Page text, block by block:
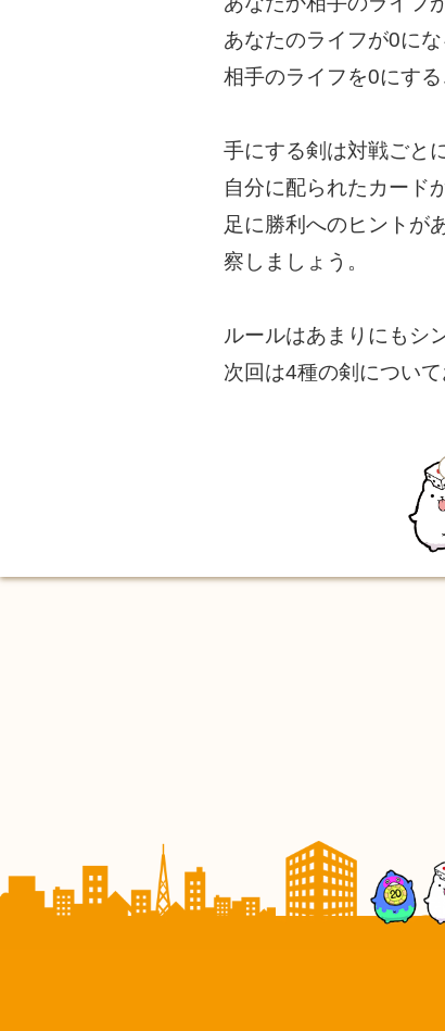
あなたのライフが0にな
相手のライフを0にす
手にする剣は対戦ごと
自分に配られたカード
足に勝利へのヒントが
察しましょう。
ルールはあまりにもシ
次回は4種の剣につい